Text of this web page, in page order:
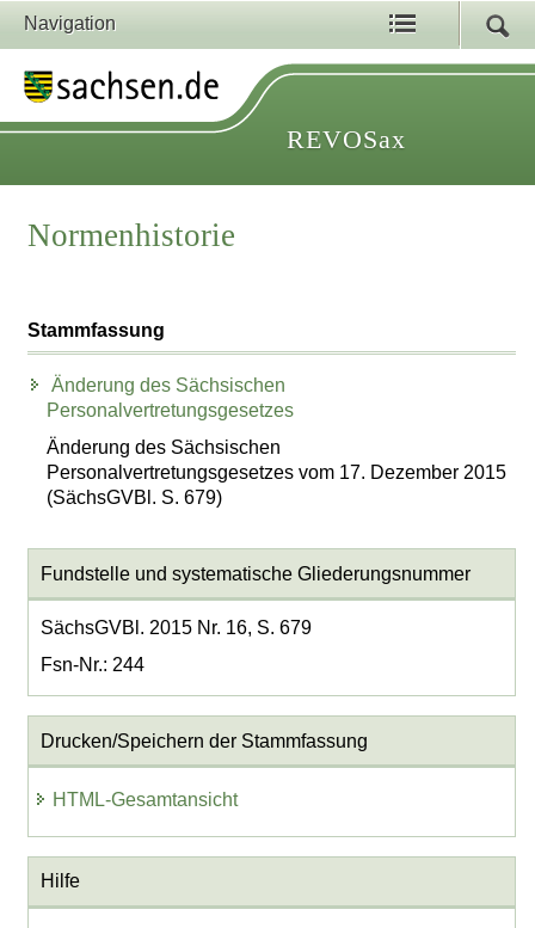
Navigation
REVOSax
Normenhistorie
Stammfassung
Änderung des Sächsischen
Personalvertretungsgesetzes
Änderung des Sächsischen
Personalvertretungsgesetzes vom 17. Dezember 2015
(SächsGVBl. S. 679)
Fundstelle und systematische Gliederungsnummer
SächsGVBl. 2015 Nr. 16, S. 679
Fsn-Nr.: 244
Drucken/Speichern der Stammfassung
HTML-Gesamtansicht
Hilfe